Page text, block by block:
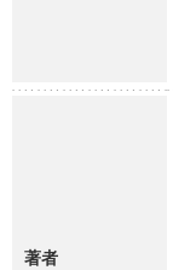
著者